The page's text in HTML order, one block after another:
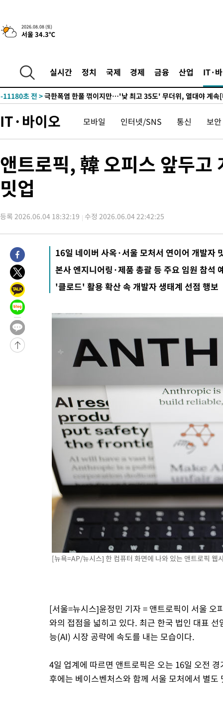
2026.08.08 (토)
서울 34.3℃
실시간 정치 국제 경제 금융 산업 IT·
-20333초 전 >백운산서 80년근 천종산삼 9뿌리 발견…감정가 1.3억원
-18043초 전 >선재도서 해루질 나섰다 실종 60대, 닷새 만에 숨진 채 발견
-14953초 전 >
여수 오동도 해상서 모터보트 전복…1명 사망·1명 실종
-11180초 전 >
주 날씨]
-8198초 전 > 축구협회 "압수수색·성접대 논란 사과…쇄신의 기회로 삼겠다"
1시간 전 > '최고 37도' 폭염 지속…강원동해안 최대 150㎜ 비
3시간 전 >[속보]뉴욕증시 상승 마감…S&P 0.6% 나스닥 1.3%↑
틀레티코 이적"
-31332초 전 >수도권 40도 육박 '펄펄'…동해안 일부 지역엔 호의주의보
-30301초 전 >
-24246초 전 >
-18063초 전 >선재도서 해루질 나섰다 실종 60대, 닷새 만에 숨진 채 발견
-15597초 전 >남자 농구, 나고야 아시안게임서 '홈팀' 일본과 한일전
-14973초 전 >
여수 오동도 해상서 모터보트 전복…1명 사망·1명 실종
-11200초 전 >
극한폭염 한풀 꺾이지만…'낮 최고 35도' 무더위, 열대야 계속
주 날씨]
-8218초 전 >
-6735초 전 >
[속보]'압수수색·성접대 논란' 축구협회 "실망과 걱정 안겨드려
송"
1시간 전 >
3시간 전 >
[속보]뉴욕증시 상승 마감…S&P 0.6% 나스닥 1.3%↑
IT·바이오 모바일 인터넷/SNS 통신 보안
앤트로픽, 韓 오피스 앞두
밋업
등록 2026.06.04 18:32:19 수정 2026.06.04 22:42:25
16일 네이버 사옥·서울 모처서 연이어 개발자
본사 엔지니어링·제품 총괄 등 주요 임원 참석
'클로드' 활용 확산 속 개발자 생태계 선점 행보
[뉴욕=AP/뉴시스] 한 컴퓨터 화면에 나와 있는 앤트로픽
[서울=뉴시스]윤정민 기자 = 앤트로픽이 서울
와의 접점을 넓히고 있다. 최근 한국 법인 대표
능(AI) 시장 공략에 속도를 내는 모습이다.
4일 업계에 따르면 앤트로픽은 오는 16일 오전
후에는 베이스벤처스와 함께 서울 모처에서 별도